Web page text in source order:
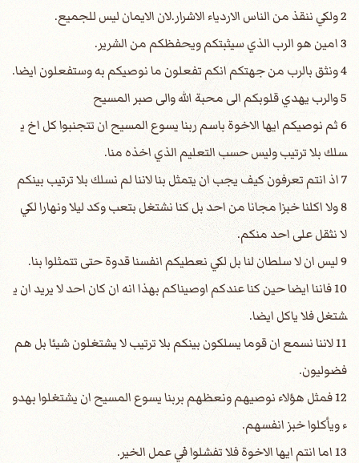
2 ولكي ننقذ من الناس الاردياء الاشرار.لان الايمان ليس للجميع.
3 امين هو الرب الذي سيثبتكم ويحفظكم من الشرير.
4 ونثق بالرب من جهتكم انكم تفعلون ما نوصيكم به وستفعلون ايضا.
5 والرب يهدي قلوبكم الى محبة الله والى صبر المسيح
6 ثم نوصيكم ايها الاخوة باسم ربنا يسوع المسيح ان تتجنبوا كل اخ ي
سلك بلا ترتيب وليس حسب التعليم الذي اخذه منا.
7 اذ انتم تعرفون كيف يجب ان يتمثل بنا لاننا لم نسلك بلا ترتيب بينكم
8 ولا اكلنا خبزا مجانا من احد بل كنا نشتغل بتعب وكد ليلا ونهارا لكي
لا نثقل على احد منكم.
9 ليس ان لا سلطان لنا بل لكي نعطيكم انفسنا قدوة حتى تتمثلوا بنا.
10 فاننا ايضا حين كنا عندكم اوصيناكم بهذا انه ان كان احد لا يريد ان ي
شتغل فلا ياكل ايضا.
11 لاننا نسمع ان قوما يسلكون بينكم بلا ترتيب لا يشتغلون شيئا بل هم
فضوليون.
12 فمثل هؤلاء نوصيهم ونعظهم بربنا يسوع المسيح ان يشتغلوا بهدو
ء ويأكلوا خبز انفسهم.
13 اما انتم ايها الاخوة فلا تفشلوا في عمل الخير.